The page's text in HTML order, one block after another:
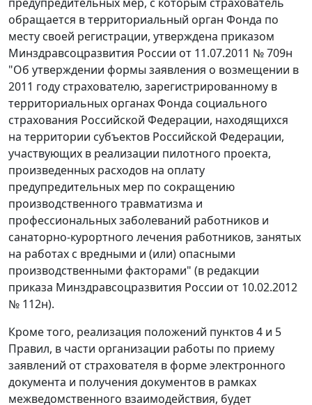
предупредительных мер, с которым страхователь
обращается в территориальный орган Фонда по
месту своей регистрации, утверждена приказом
Минздравсоцразвития России от 11.07.2011 № 709н
"Об утверждении формы заявления о возмещении в
2011 году страхователю, зарегистрированному в
территориальных органах Фонда социального
страхования Российской Федерации, находящихся
на территории субъектов Российской Федерации,
участвующих в реализации пилотного проекта,
произведенных расходов на оплату
предупредительных мер по сокращению
производственного травматизма и
профессиональных заболеваний работников и
санаторно-курортного лечения работников, занятых
на работах с вредными и (или) опасными
производственными факторами" (в редакции
приказа Минздравсоцразвития России от 10.02.2012
№ 112н).
Кроме того, реализация положений пунктов 4 и 5
Правил, в части организации работы по приему
заявлений от страхователя в форме электронного
документа и получения документов в рамках
межведомственного взаимодействия, будет